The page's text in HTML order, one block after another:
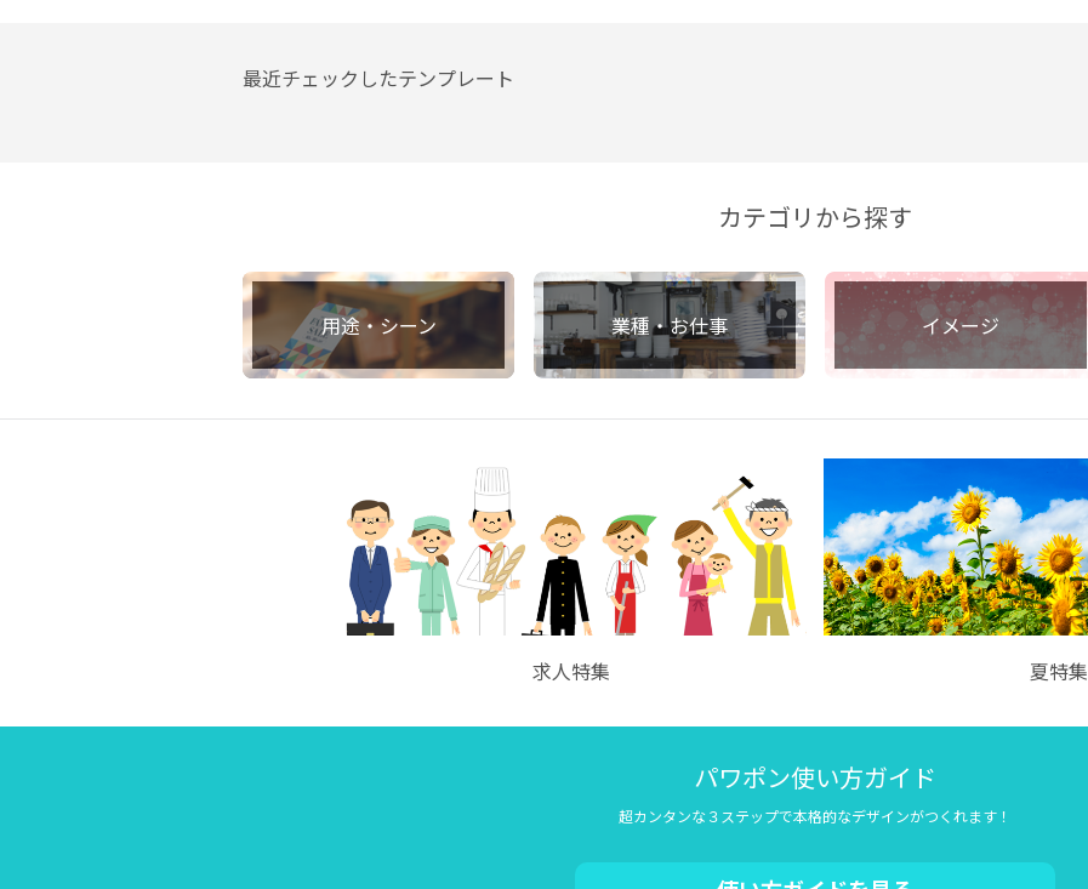
最近チェックしたテンプレート
カテゴリから探す
用途・シーン 業種・お仕事 イメージ
求人特集 夏特集
パワポン使い方ガイド
超カンタンな３ステップで本格的なデザインがつくれます！